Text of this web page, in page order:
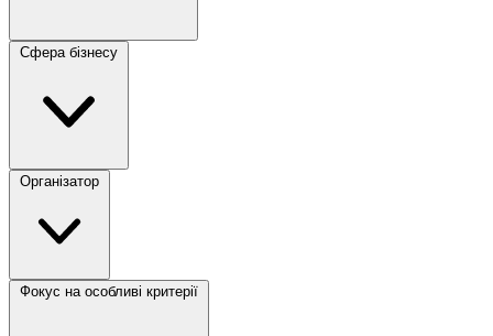
Сфера бізнесу
Організатор
Фокус на особливі критерії